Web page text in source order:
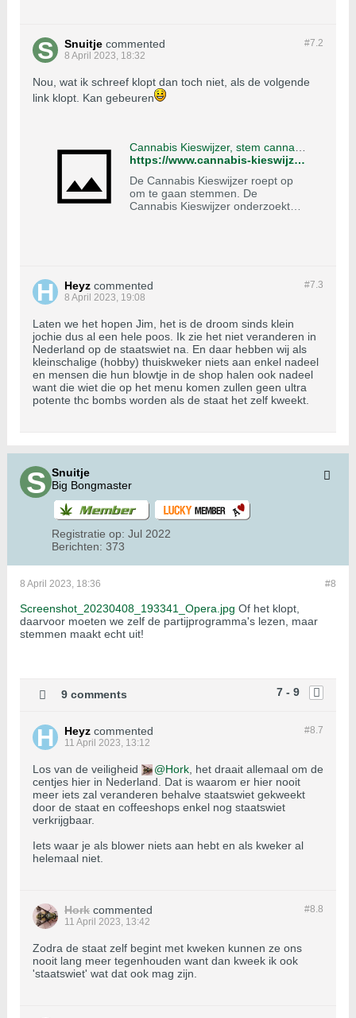
#7.2
Snuitje commented
8 April 2023, 18:32
Nou, wat ik schreef klopt dan toch niet, als de volgende
link klopt. Kan gebeuren
https://www.cannabis-kieswijzer.nl/
De Cannabis Kieswijzer roept op
om te gaan stemmen. De
Cannabis Kieswijzer onderzoekt
cannabisvriendelijke stem.
#7.3
Heyz commented
8 April 2023, 19:08
Laten we het hopen Jim, het is de droom sinds klein
jochie dus al een hele poos. Ik zie het niet veranderen in
Nederland op de staatswiet na. En daar hebben wij als
kleinschalige (hobby) thuiskweker niets aan enkel nadeel
en mensen die hun blowtje in de shop halen ook nadeel
want die wiet die op het menu komen zullen geen ultra
potente thc bombs worden als de staat het zelf kweekt.
Snuitje
Big Bongmaster
Registratie op: Jul 2022
Berichten: 373
#8
8 April 2023, 18:36
Screenshot_20230408_193341_Opera.jpg Of het klopt,
daarvoor moeten we zelf de partijprogramma's lezen, maar
stemmen maakt echt uit!
7 - 9
9 comments
#8.7
Heyz commented
11 April 2023, 13:12
Los van de veiligheid Hork , het draait allemaal om de
centjes hier in Nederland. Dat is waarom er hier nooit
meer iets zal veranderen behalve staatswiet gekweekt
door de staat en coffeeshops enkel nog staatswiet
verkrijgbaar.
Iets waar je als blower niets aan hebt en als kweker al
helemaal niet.
#8.8
Hork commented
11 April 2023, 13:42
Zodra de staat zelf begint met kweken kunnen ze ons
nooit lang meer tegenhouden want dan kweek ik ook
'staatswiet' wat dat ook mag zijn.